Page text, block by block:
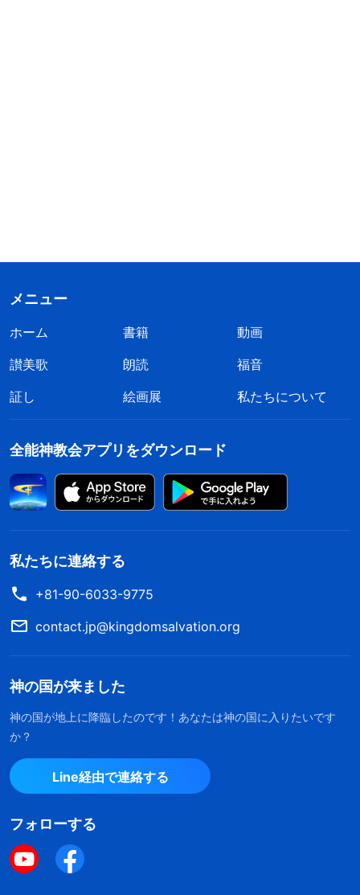
メニュー
ホーム 書籍
動画
讃美歌
朗読
福音
証し
絵画展 私たちについて
全能神教会アプリをダウンロード
私たちに連絡する
+81-90-6033-9775
contact.jp@kingdomsalvation.org
神の国が来ました
神の国が地上に降臨したのです！あなたは神の国に入りたいです
か？
Line経由で連絡する
フォローする